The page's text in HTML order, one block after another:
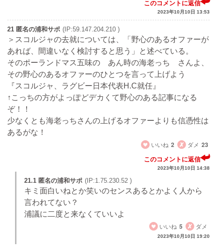
このコメントに返信
2023年10月10日 13:53
21 匿名の浦和サポ (IP:59.147.204.210 )
＞スコルジャの去就については、「野心のあるオファーが
あれば、間違いなく検討すると思う」と述べている。
そのポーランドマス五味の あん時の海老っち さんよ、
その野心のあるオファーのひとつを言って上げよう
『スコルジャ、ラグビー日本代表H.C就任』
↑こっちの方がよっぽどデカくて野心のある記事になる
ぞ！！
少なくとも海老っちさんの上げるオファーよりも信憑性は
あるがな！
いいね 2 ダメ 23
このコメントに返信
2023年10月10日 14:38
21.1 匿名の浦和サポ (IP:1.75.230.52 )
キミ面白いねとか笑いのセンスあるとかよく人から
言われてない？
浦議に二度と来なくていいよ
いいね 5 ダメ
2023年10月10日 19:20